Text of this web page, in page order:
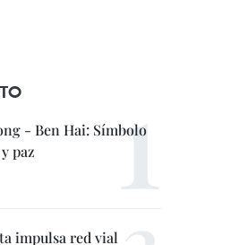
- Ben Hai: Símbolo
paz
impulsa red vial